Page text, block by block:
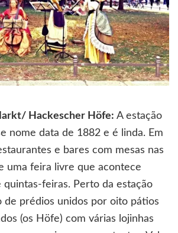
Hackescher Höfe: A estação
nome data de 1882 e é linda. Em
e bares com mesas nas
uma feira livre que acontece
quintas-feiras. Perto da estação
de prédios unidos por oito pátios
(os Höfe) com várias lojinhas